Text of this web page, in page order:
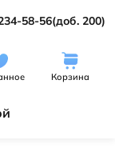
58-56(доб. 200)
Корзина